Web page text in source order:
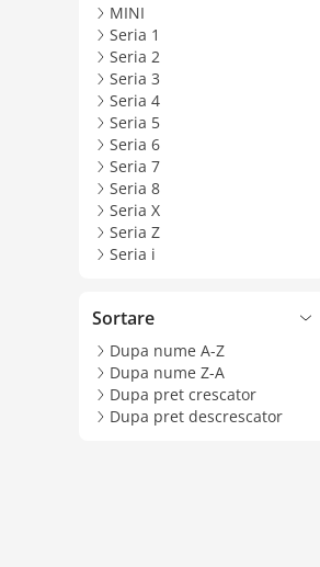
MINI
Seria 1
Seria 2
Seria 3
Seria 4
Seria 5
Seria 6
Seria 7
Seria 8
Seria X
Seria Z
Seria i
Sortare
Dupa nume A-Z
Dupa nume Z-A
Dupa pret crescator
Dupa pret descrescator